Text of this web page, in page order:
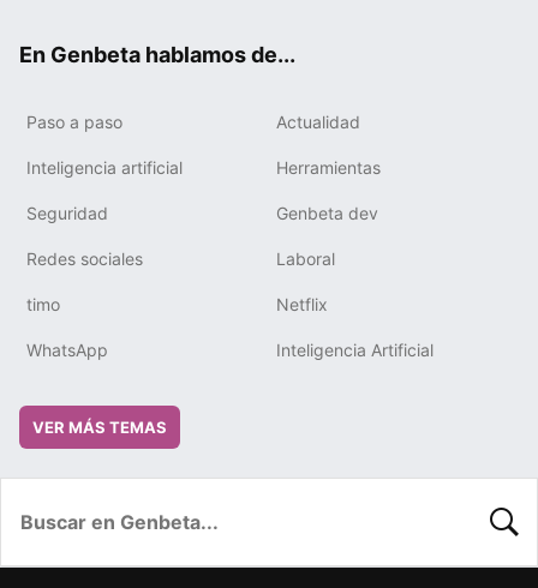
En Genbeta hablamos de...
Paso a paso Actualidad
Inteligencia artificial Herramientas
Seguridad Genbeta dev
Redes sociales Laboral
timo Netflix
WhatsApp Inteligencia Artificial
VER MÁS TEMAS